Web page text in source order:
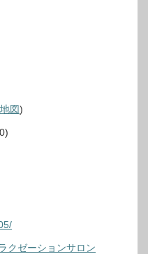
地図)
クゼーションサロン